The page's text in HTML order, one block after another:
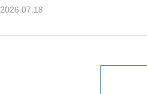
2026.07.18